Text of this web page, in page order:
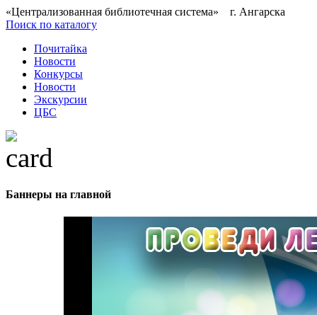
«Централизованная библиотечная система» г. Ангарска
Поиск по каталогу
Почитайка
Новости
Конкурсы
Новости
Экскурсии
ЦБС
Баннеры на главной